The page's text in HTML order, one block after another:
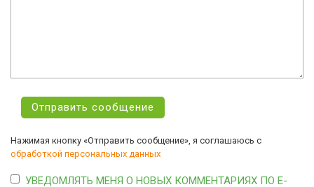
Нажимая кнопку «Отправить сообщение», я соглашаюсь с
обработкой персональных данных
УВЕДОМЛЯТЬ МЕНЯ О НОВЫХ КОММЕНТАРИЯХ ПО E-